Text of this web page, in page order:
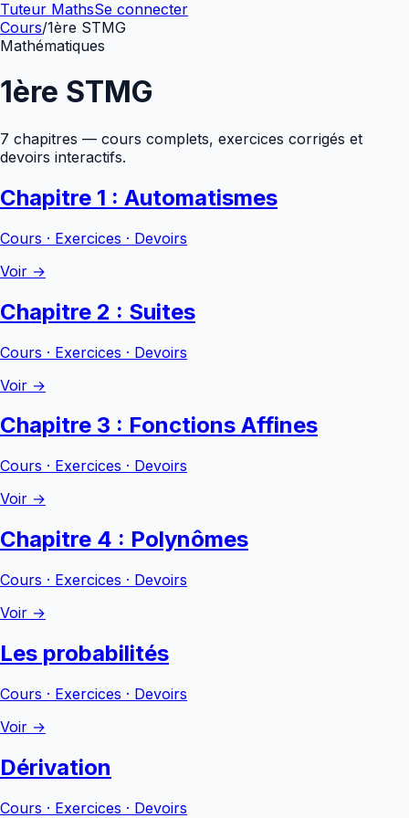
Tuteur MathsSe connecter
Cours/1ère STMG
Mathématiques
1ère STMG
7 chapitres — cours complets, exercices corrigés et
devoirs interactifs.
Chapitre 1 : Automatismes
Cours · Exercices · Devoirs
Voir →
Chapitre 2 : Suites
Cours · Exercices · Devoirs
Voir →
Chapitre 3 : Fonctions Affines
Cours · Exercices · Devoirs
Voir →
Chapitre 4 : Polynômes
Cours · Exercices · Devoirs
Voir →
Les probabilités
Cours · Exercices · Devoirs
Voir →
Dérivation
Cours · Exercices · Devoirs